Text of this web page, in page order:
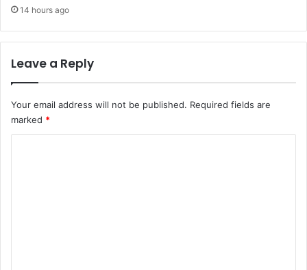
14 hours ago
Leave a Reply
Your email address will not be published. Required fields are
marked *